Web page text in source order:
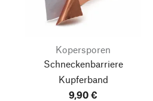
Kopersporen
Schneckenbarriere
Kupferband
9,90 €